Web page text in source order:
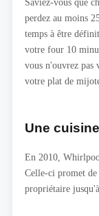
Saviez-vous que
perdez au moins
temps à être
votre four 10
vous n'ouvrez pas
votre plat de
Une
En 2010,
Celle-ci promet de
propriétaire